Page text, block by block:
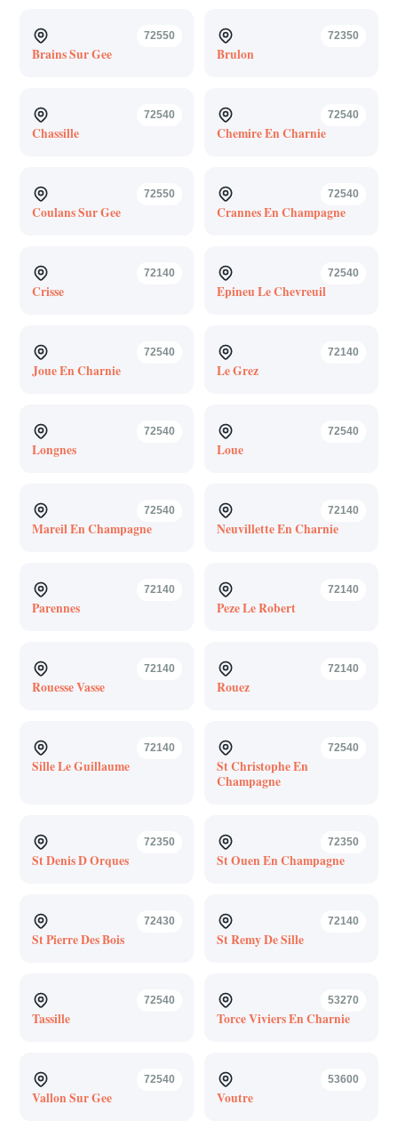
72550
Brains Sur Gee
72350
Brulon
72540
Chassille
72540
Chemire En Charnie
72550
Coulans Sur Gee
72540
Crannes En Champagne
72140
Crisse
72540
Epineu Le Chevreuil
72540
Joue En Charnie
72140
Le Grez
72540
Longnes
72540
Loue
72540
Mareil En Champagne
72140
Neuvillette En Charnie
72140
Parennes
72140
Peze Le Robert
72140
Rouesse Vasse
72140
Rouez
72140
Sille Le Guillaume
72540
St Christophe En
Champagne
72350
St Denis D Orques
72350
St Ouen En Champagne
72430
St Pierre Des Bois
72140
St Remy De Sille
72540
Tassille
53270
Torce Viviers En Charnie
72540
Vallon Sur Gee
53600
Voutre